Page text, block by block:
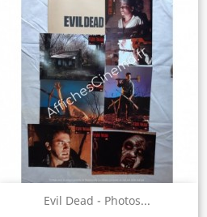
Evil Dead - Photos...
 Aperçu rapide